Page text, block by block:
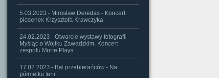
5.03.2023 - Mirosław Deredas - Koncert
piosenek Krzysztofa Krawczyka
24.02.2023 - Otwarcie wystawy fotografii -
Myśląc o Wojtku Zawadzkim. Koncert
zespołu Morte Plays
17.02.2023 - Bal przebierańców - Na
półmetku ferii